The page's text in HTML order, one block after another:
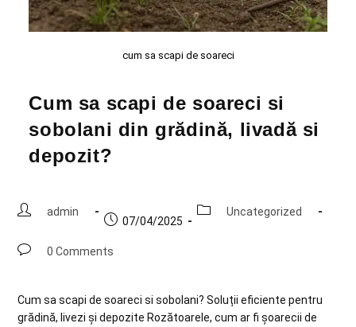
cum sa scapi de soareci
Cum sa scapi de soareci si
sobolani din grădină, livadă si
depozit?
admin
07/04/2025
Uncategorized
0 Comments
Cum sa scapi de soareci si sobolani? Soluții eficiente pentru
grădină, livezi și depozite Rozătoarele, cum ar fi șoarecii de